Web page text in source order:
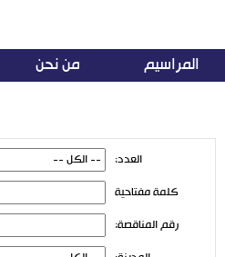
المراسيم من نحن
العدد:
كلمة مفتاحية
رقم المناقصة: